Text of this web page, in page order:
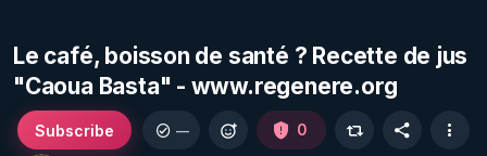
Le café, boisson de santé ? Recette de jus
"Caoua Basta" - www.regenere.org
Subscribe — 0